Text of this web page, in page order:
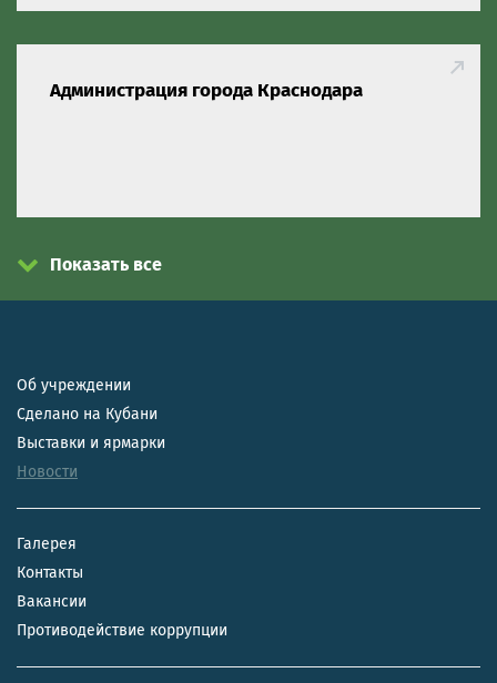
Администрация города Краснодара
Показать все
Об учреждении
Сделано на Кубани
Выставки и ярмарки
Новости
Галерея
Контакты
Вакансии
Противодействие коррупции